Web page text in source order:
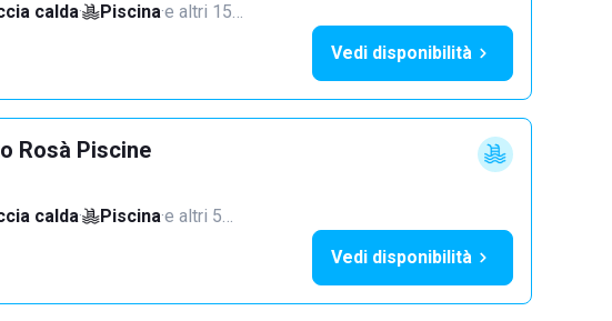
calda· Piscina·e altri 15…
Vedi disponibilità
Rosà Piscine
calda· Piscina·e altri 5…
Vedi disponibilità